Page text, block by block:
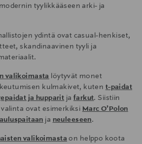
tyylikkääseen arki- ja
ydintä ovat casual-henkiset,
skandinaavinen tyyli ja
valikoimasta löytyvät monet
kulmakivet, kuten t-paidat
ja hupparit ja farkut. Siistiin
ovat esimerkiksi Marc O’Polon
ja neuleeseen.
valikoimasta on helppo koota